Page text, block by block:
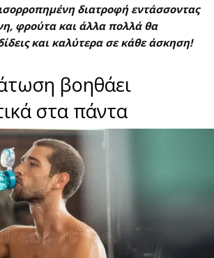
διατροφή εντάσσοντας
φρούτα και άλλα πολλά θα
και καλύτερα σε κάθε άσκηση!
βοηθάει
στα πάντα